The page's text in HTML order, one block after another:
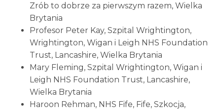
Zrób to dobrze za pierwszym razem, Wielka
Brytania
Profesor Peter Kay, Szpital Wrightington,
Wrightington, Wigan i Leigh NHS Foundation
Trust, Lancashire, Wielka Brytania
Mary Fleming, Szpital Wrightington, Wigan i
Leigh NHS Foundation Trust, Lancashire,
Wielka Brytania
Haroon Rehman, NHS Fife, Fife, Szkocja,